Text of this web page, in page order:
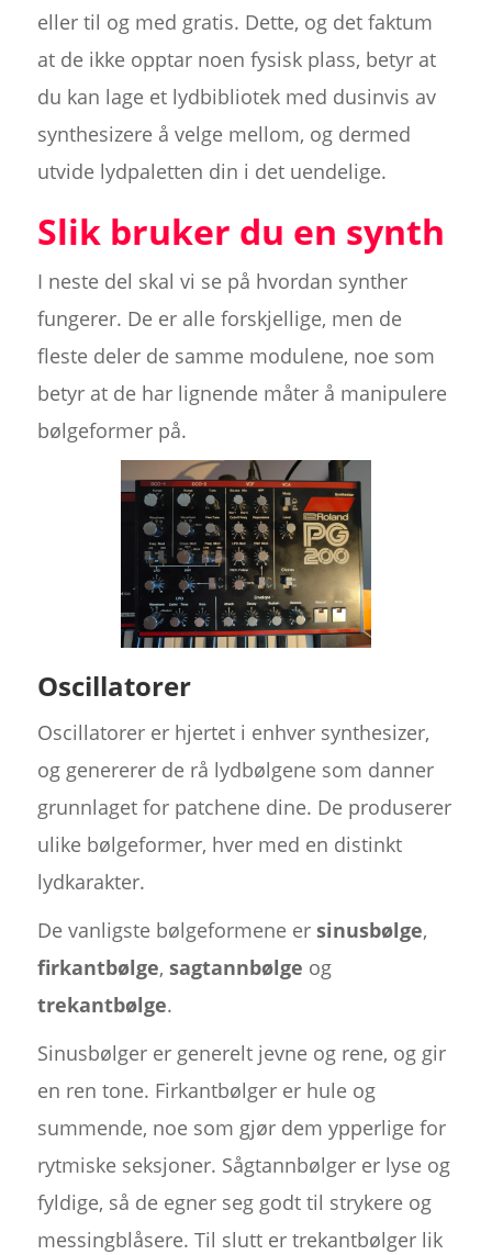
eller til og med gratis. Dette, og det faktum
at de ikke opptar noen fysisk plass, betyr at
du kan lage et lydbibliotek med dusinvis av
synthesizere å velge mellom, og dermed
utvide lydpaletten din i det uendelige.
Slik bruker du en synth
I neste del skal vi se på hvordan synther
fungerer. De er alle forskjellige, men de
fleste deler de samme modulene, noe som
betyr at de har lignende måter å manipulere
bølgeformer på.
Oscillatorer
Oscillatorer er hjertet i enhver synthesizer,
og genererer de rå lydbølgene som danner
grunnlaget for patchene dine. De produserer
ulike bølgeformer, hver med en distinkt
lydkarakter.
De vanligste bølgeformene er sinusbølge,
firkantbølge, sagtannbølge og
trekantbølge.
Sinusbølger er generelt jevne og rene, og gir
en ren tone. Firkantbølger er hule og
summende, noe som gjør dem ypperlige for
rytmiske seksjoner. Sågtannbølger er lyse og
fyldige, så de egner seg godt til strykere og
messingblåsere. Til slutt er trekantbølger lik